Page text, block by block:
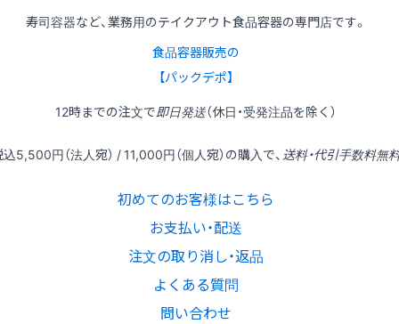
寿司容器など、業務用のテイクアウト食品容器の専門店です。
食品容器販売の
【パックデポ】
12時までの注文で即日発送（休日・受発注品を除く）
込5,500円（法人宛） / 11,000円（個人宛）の購入で、 送料・代引手数料無
初めてのお客様はこちら
お支払い・配送
注文の取り消し・返品
よくある質問
問い合わせ